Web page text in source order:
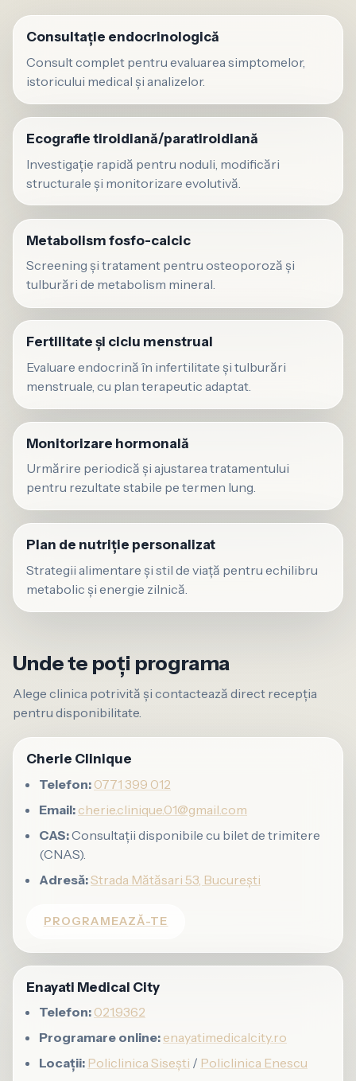
Consultație endocrinologică
Consult complet pentru evaluarea simptomelor,
istoricului medical și analizelor.
Ecografie tiroidiană/paratiroidiană
Investigație rapidă pentru noduli, modificări
structurale și monitorizare evolutivă.
Metabolism fosfo-calcic
Screening și tratament pentru osteoporoză și
tulburări de metabolism mineral.
Fertilitate și ciclu menstrual
Evaluare endocrină în infertilitate și tulburări
menstruale, cu plan terapeutic adaptat.
Monitorizare hormonală
Urmărire periodică și ajustarea tratamentului
pentru rezultate stabile pe termen lung.
Plan de nutriție personalizat
Strategii alimentare și stil de viață pentru echilibru
metabolic și energie zilnică.
Unde te poți programa
Alege clinica potrivită și contactează direct recepția
pentru disponibilitate.
Cherie Clinique
Telefon: 0771 399 012
Email: cherie.clinique.01@gmail.com
CAS:Consultații disponibile cu bilet de trimitere
(CNAS).
Adresă:Strada Mătăsari 53, București
PROGRAMEAZĂ-TE
Enayati Medical City
Telefon: 021.9362
Programare online: enayatimedicalcity.ro
Locații: Policlinica Sisești / Policlinica Enescu